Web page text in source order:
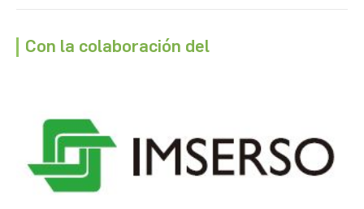
Con la colaboración del